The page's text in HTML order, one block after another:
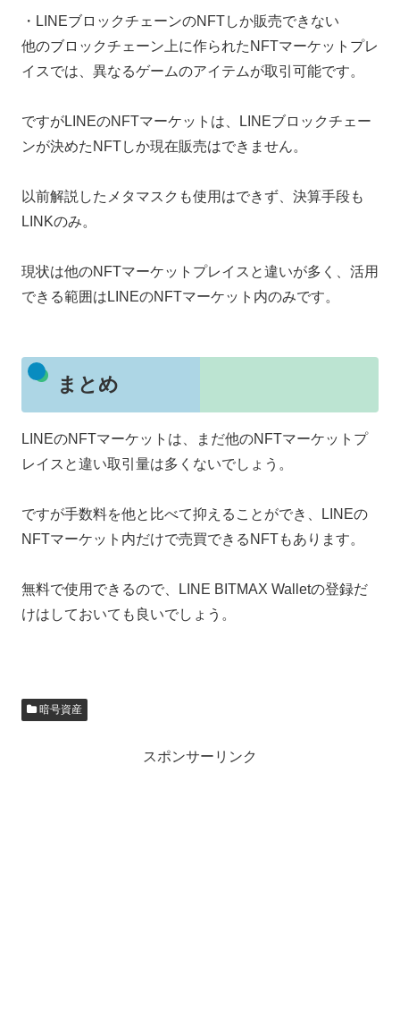
・LINEブロックチェーンのNFTしか販売できない
他のブロックチェーン上に作られたNFTマーケットプレ
イスでは、異なるゲームのアイテムが取引可能です。
ですがLINEのNFTマーケットは、LINEブロックチェー
ンが決めたNFTしか現在販売はできません。
以前解説したメタマスクも使用はできず、決算手段も
LINKのみ。
現状は他のNFTマーケットプレイスと違いが多く、活用
できる範囲はLINEのNFTマーケット内のみです。
まとめ
LINEのNFTマーケットは、まだ他のNFTマーケットプ
レイスと違い取引量は多くないでしょう。
ですが手数料を他と比べて抑えることができ、LINEの
NFTマーケット内だけで売買できるNFTもあります。
無料で使用できるので、LINE BITMAX Walletの登録だ
けはしておいても良いでしょう。
暗号資産
スポンサーリンク